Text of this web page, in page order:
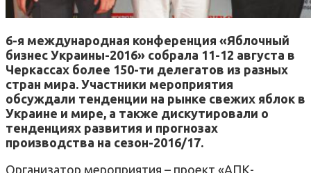
6-я международная конференция «Яблочный
бизнес Украины-2016» собрала 11-12 августа в
Черкассах более 150-ти делегатов из разных
стран мира. Участники мероприятия
обсуждали тенденции на рынке свежих яблок в
Украине и мире, а также дискутировали о
тенденциях развития и прогнозах
производства на сезон-2016/17.
Организатор мероприятия – проект «АПК-